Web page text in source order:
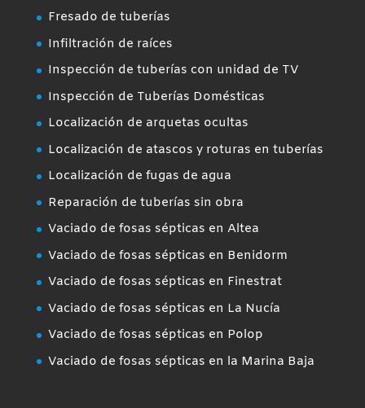
Fresado de tuberías
Infiltración de raíces
Inspección de tuberías con unidad de TV
Inspección de Tuberías Domésticas
Localización de arquetas ocultas
Localización de atascos y roturas en tuberías
Localización de fugas de agua
Reparación de tuberías sin obra
Vaciado de fosas sépticas en Altea
Vaciado de fosas sépticas en Benidorm
Vaciado de fosas sépticas en Finestrat
Vaciado de fosas sépticas en La Nucía
Vaciado de fosas sépticas en Polop
Vaciado de fosas sépticas en la Marina Baja